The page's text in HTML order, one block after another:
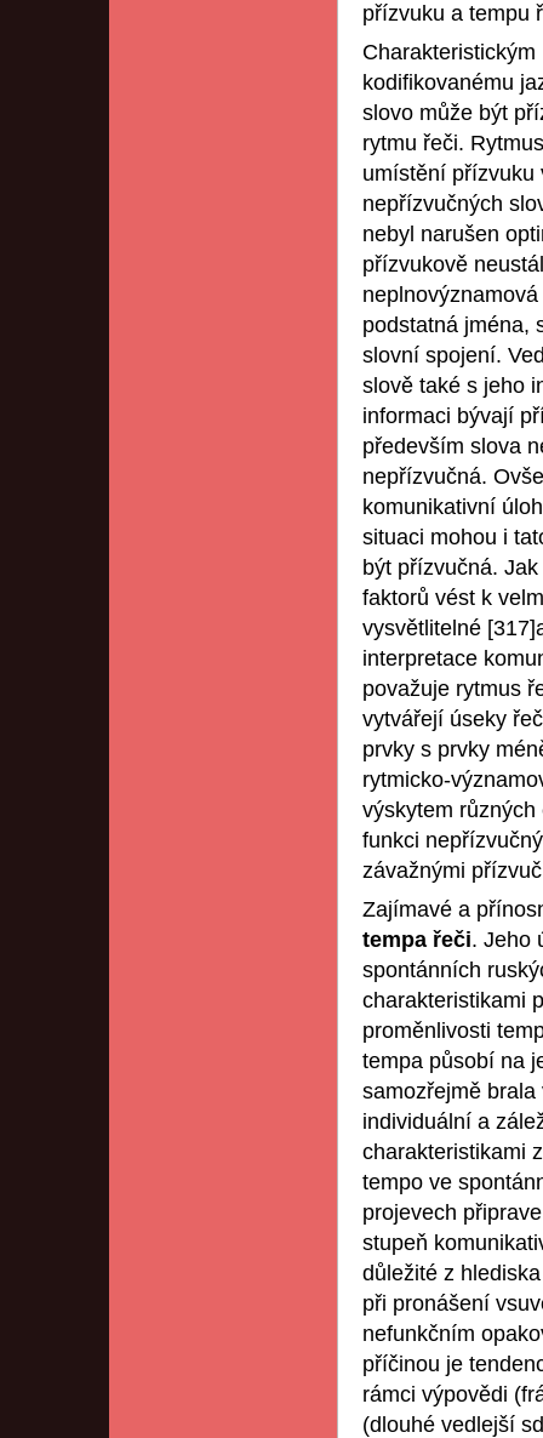
přízvuku a tempu
kodifikovanému
slovo může být
rytmu řeči.
umístění přízvuku
nepřízvučných
nebyl narušen
přízvukově
podstatná jména,
slovní spojení.
slově také s jeho
informaci bývají
především slova
nepřízvučná.
komunikativní
situaci mohou i
být přízvučná.
faktorů vést k
vysvětlitelné
interpretace
považuje rytmus
vytvářejí úseky
prvky s prvky
rytmicko-
výskytem různých
funkci
závažnými
Zajímavé a
tempa řeči. Jeho
spontánních
charakteristikami
proměnlivosti
tempa působí na
samozřejmě
individuální a
charakteristikami
tempo ve
projevech
stupeň
důležité z
při pronášení
nefunkčním
příčinou je
rámci výpovědi
(dlouhé vedlejší